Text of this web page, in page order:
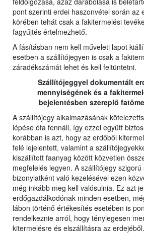
pont szerinti erdei haszonvétel során az
körében tehát csak a fakitermelési
fagyűjtés értelmezhető.
A fásításban nem kell műveleti lapot
esetben a szállítójegyen is csak a
záradékszámát lehet és kell feltüntetni.
Szállítójeggyel dokumentált
mennyiségének és a
bejelentésben szereplő
A szállítójegy alkalmazásának
lépése óta fennáll, így ezzel együtt
korábban is azt, hogy az erdőből
felé lejelentett, valamint a
kiszállított faanyag között közvetlen
megfelelés legyen. A szállítójegy szigorú
bizonylatként való kezelésével ezen
még inkább meg kell valósulnia. Ez azt
erdőgazdálkodónak minden esetben,
lábon történő értékesítés esetében is
rendelkeznie arról, hogy ténylegesen
kitermelésre és elszállításra az erdejéből.